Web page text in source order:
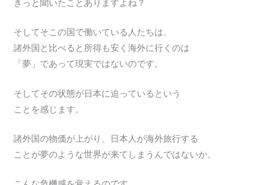
そしてそこの国で働いている人たちは、
諸外国と比べると所得も安く海外に行くのは
「夢」であって現実ではないのです。
そしてその状態が日本に迫っているという
ことを感じます。
諸外国の物価が上がり、日本人が海外旅行する
ことが夢のような世界が来てしまうんではないか。